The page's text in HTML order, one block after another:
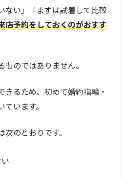
ない」「まずは試着して比較
店予約をしておくのがおすす
のではありません。
きるため、初めて婚約指輪・
います。
のとおりです。